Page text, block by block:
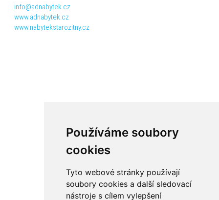
Používáme soubory
cookies
Tyto webové stránky používají
soubory cookies a další sledovací
nástroje s cílem vylepšení
info@adnabytek.cz
www.adnabytek.cz
www.nabytekstarozitny.cz